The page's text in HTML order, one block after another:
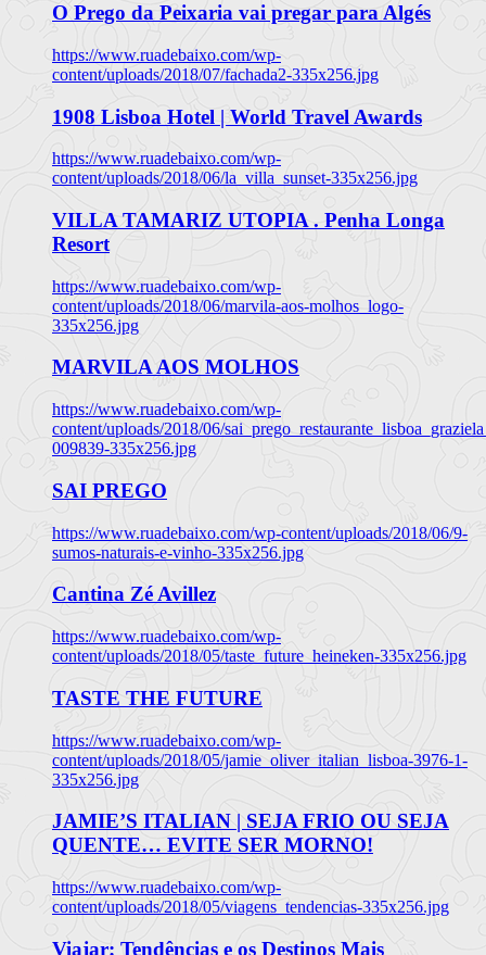
O Prego da Peixaria vai pregar para Algés
https://www.ruadebaixo.com/wp-
content/uploads/2018/07/fachada2-335x256.jpg
1908 Lisboa Hotel | World Travel Awards
https://www.ruadebaixo.com/wp-
content/uploads/2018/06/la_villa_sunset-335x256.jpg
VILLA TAMARIZ UTOPIA . Penha Longa
Resort
https://www.ruadebaixo.com/wp-
content/uploads/2018/06/marvila-aos-molhos_logo-
335x256.jpg
MARVILA AOS MOLHOS
https://www.ruadebaixo.com/wp-
content/uploads/2018/06/
009839-335x256.jpg
SAI PREGO
https://www.ruadebaixo.com/wp-content/uploads/2018/06/9-
sumos-naturais-e-vinho-335x256.jpg
Cantina Zé Avillez
https://www.ruadebaixo.com/wp-
content/uploads/2018/05/taste_future_heineken-335x256.jpg
TASTE THE FUTURE
https://www.ruadebaixo.com/wp-
content/uploads/2018/05/jamie_oliver_italian_lisboa-3976-1-
335x256.jpg
JAMIE’S ITALIAN | SEJA FRIO OU SEJA
QUENTE… EVITE SER MORNO!
https://www.ruadebaixo.com/wp-
content/uploads/2018/05/viagens_tendencias-335x256.jpg
Viajar: Tendências e os Destinos Mais